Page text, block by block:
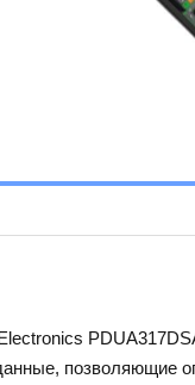
позволяющие